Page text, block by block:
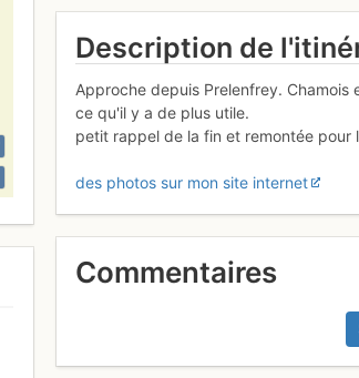
Description de
Approche depuis Prelenfrey.
ce qu'il y a de plus utile.
petit rappel de la fin et remontée pour
des photos sur mon site internet
Commentaires